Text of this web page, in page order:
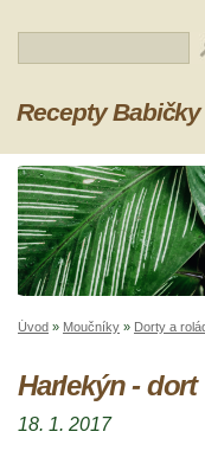
Recepty
Úvod » Moučníky » Dorty a
Harlekýn - dort
18. 1. 2017